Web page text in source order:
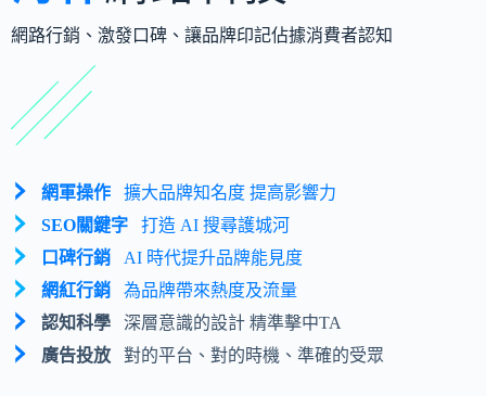
網路行銷、激發口碑、讓品牌印記佔據消費者認知
網軍操作擴大品牌知名度 提高影響力
SEO關鍵字打造 AI 搜尋護城河
口碑行銷AI 時代提升品牌能見度
網紅行銷為品牌帶來熱度及流量
認知科學深層意識的設計 精準擊中TA
廣告投放對的平台、對的時機、準確的受眾